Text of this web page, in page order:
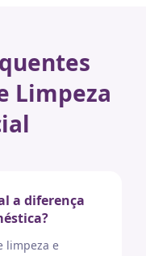
Limpeza
a diferença
limpeza e